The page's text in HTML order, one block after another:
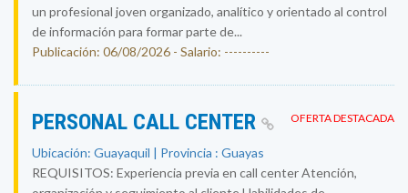
un profesional joven organizado, analítico y orientado al control
de información para formar parte de...
Publicación: 06/08/2026 - Salario: ----------
OFERTA DESTACADA
PERSONAL CALL CENTER
Ubicación: Guayaquil | Provincia : Guayas
REQUISITOS: Experiencia previa en call center Atención,